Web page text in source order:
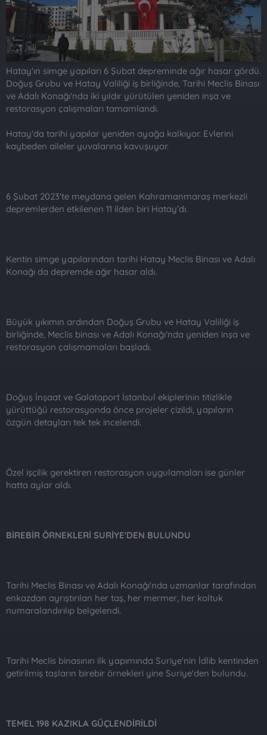
Hatay'ın simge yapıları 6 Şubat depreminde ağır hasar gördü.
Doğuş Grubu ve Hatay Valiliği iş birliğinde, Tarihi Meclis Binası
ve Adalı Konağı'nda iki yıldır yürütülen yeniden inşa ve
restorasyon çalışmaları tamamlandı.
Hatay'da tarihi yapılar yeniden ayağa kalkıyor. Evlerini
kaybeden aileler yuvalarına kavuşuyor.
6 Şubat 2023'te meydana gelen Kahramanmaraş merkezli
depremlerden etkilenen 11 ilden biri Hatay’dı.
Kentin simge yapılarından tarihi Hatay Meclis Binası ve Adalı
Konağı da depremde ağır hasar aldı.
Büyük yıkımın ardından Doğuş Grubu ve Hatay Valiliği iş
birliğinde, Meclis binası ve Adalı Konağı'nda yeniden inşa ve
restorasyon çalışmamaları başladı.
Doğuş İnşaat ve Galataport İstanbul ekiplerinin titizlikle
yürüttüğü restorasyonda önce projeler çizildi, yapıların
özgün detayları tek tek incelendi.
Özel işçilik gerektiren restorasyon uygulamaları ise günler
hatta aylar aldı.
BİREBİR ÖRNEKLERİ SURİYE'DEN BULUNDU
Tarihi Meclis Binası ve Adalı Konağı'nda uzmanlar tarafından
enkazdan ayrıştırılan her taş, her mermer, her koltuk
numaralandırılıp belgelendi.
Tarihi Meclis binasının ilk yapımında Suriye'nin İdlib kentinden
getirilmiş taşların birebir örnekleri yine Suriye'den bulundu.
TEMEL 198 KAZIKLA GÜÇLENDİRİLDİ